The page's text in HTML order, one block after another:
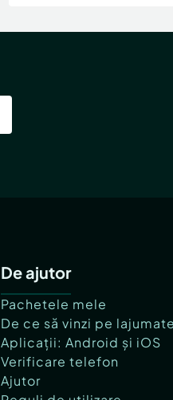
De ajutor
Pachetele mele
De ce să vinzi pe
Aplicații: Android și iOS
Verificare telefon
Ajutor